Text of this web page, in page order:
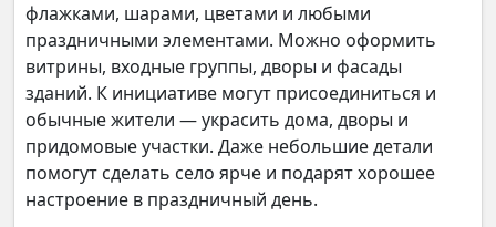
флажками, шарами, цветами и любыми
праздничными элементами. Можно оформить
витрины, входные группы, дворы и фасады
зданий. К инициативе могут присоединиться и
обычные жители — украсить дома, дворы и
придомовые участки. Даже небольшие детали
помогут сделать село ярче и подарят хорошее
настроение в праздничный день.